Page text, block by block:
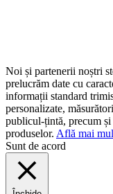
Noi și partenerii noștri
prelucrăm date cu
informații standard
personalizate,
publicul-țintă, precum
produselor. Află mai
Sunt de acord